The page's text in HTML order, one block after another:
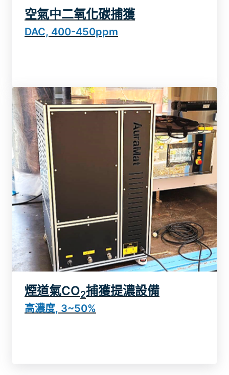
空氣中二氧化碳捕獲
DAC, 400-450ppm
了解更多
煙道氣CO2捕獲提濃設備
高濃度, 3~50%